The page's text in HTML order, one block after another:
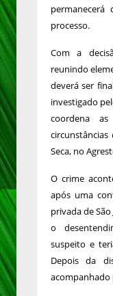
processo.
Com a
reunindo
deverá ser
investigado
coordena
Seca, no
O crime
após uma
privada de
o
suspeito e
Depois da
acompanhado